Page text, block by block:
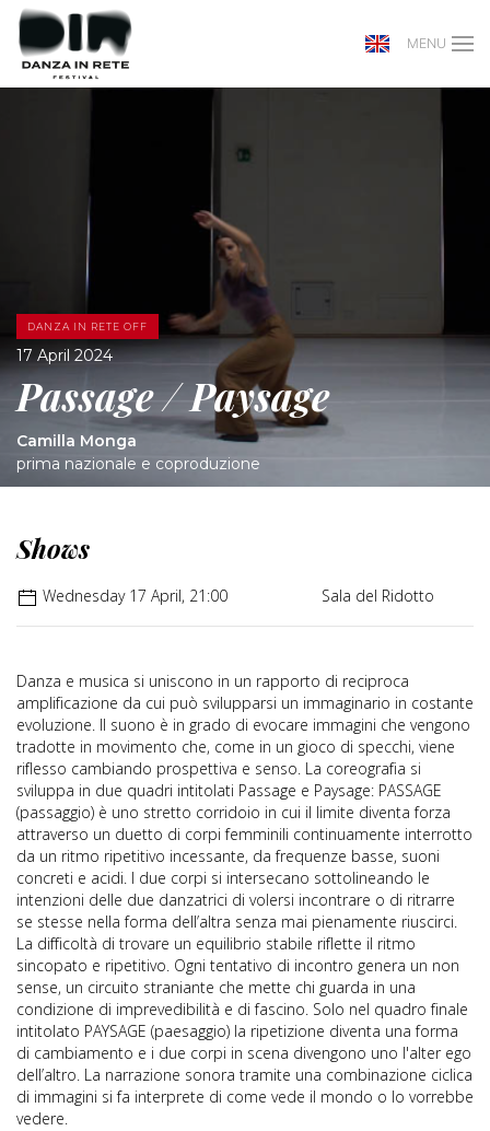
MENU
DANZA IN RETE OFF
17 April 2024
Passage / Paysage
Camilla Monga
prima nazionale e coproduzione
Shows
Wednesday 17 April, 21:00 Sala del Ridotto
Danza e musica si uniscono in un rapporto di reciproca
amplificazione da cui può svilupparsi un immaginario in costante
evoluzione. Il suono è in grado di evocare immagini che vengono
tradotte in movimento che, come in un gioco di specchi, viene
riflesso cambiando prospettiva e senso. La coreografia si
sviluppa in due quadri intitolati Passage e Paysage: PASSAGE
(passaggio) è uno stretto corridoio in cui il limite diventa forza
attraverso un duetto di corpi femminili continuamente interrotto
da un ritmo ripetitivo incessante, da frequenze basse, suoni
concreti e acidi. I due corpi si intersecano sottolineando le
intenzioni delle due danzatrici di volersi incontrare o di ritrarre
se stesse nella forma dell’altra senza mai pienamente riuscirci.
La difficoltà di trovare un equilibrio stabile riflette il ritmo
sincopato e ripetitivo. Ogni tentativo di incontro genera un non
sense, un circuito straniante che mette chi guarda in una
condizione di imprevedibilità e di fascino. Solo nel quadro finale
intitolato PAYSAGE (paesaggio) la ripetizione diventa una forma
di cambiamento e i due corpi in scena divengono uno l'alter ego
dell’altro. La narrazione sonora tramite una combinazione ciclica
di immagini si fa interprete di come vede il mondo o lo vorrebbe
vedere.